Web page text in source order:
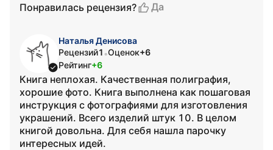
Понравилась рецензия?
Да
Наталья Денисова
Рецензий1 •Оценок+6
Рейтинг+6
Книга неплохая. Качественная полиграфия,
хорошие фото. Книга выполнена как пошаговая
инструкция с фотографиями для изготовления
украшений. Всего изделий штук 10. В целом
книгой довольна. Для себя нашла парочку
интересных идей.